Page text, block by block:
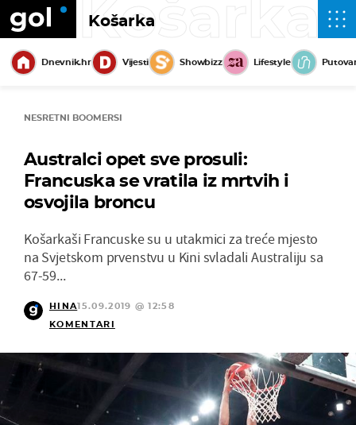
Košarka
Košarka
Dnevnik.hr Vijesti Showbizz Lifestyle
NESRETNI BOOMERSI
Australci opet sve prosuli:
Francuska se vratila iz mrtvih i
osvojila broncu
Košarkaši Francuske su u utakmici za treće mjesto
na Svjetskom prvenstvu u Kini svladali Australiju sa
67-59...
HINA15.09.2019 @ 12:58
KOMENTARI